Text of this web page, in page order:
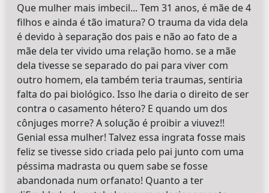
Que mulher mais imbecil... Tem 31 anos, é mãe de 4
filhos e ainda é tão imatura? O trauma da vida dela
é devido à separação dos pais e não ao fato de a
mãe dela ter vivido uma relação homo. se a mãe
dela tivesse se separado do pai para viver com
outro homem, ela também teria traumas, sentiria
falta do pai biológico. Isso lhe daria o direito de ser
contra o casamento hétero? E quando um dos
cônjuges morre? A solução é proibir a viuvez!!
Genial essa mulher! Talvez essa ingrata fosse mais
feliz se tivesse sido criada pelo pai junto com uma
péssima madrasta ou quem sabe se fosse
abandonada num orfanato! Quanto a ter